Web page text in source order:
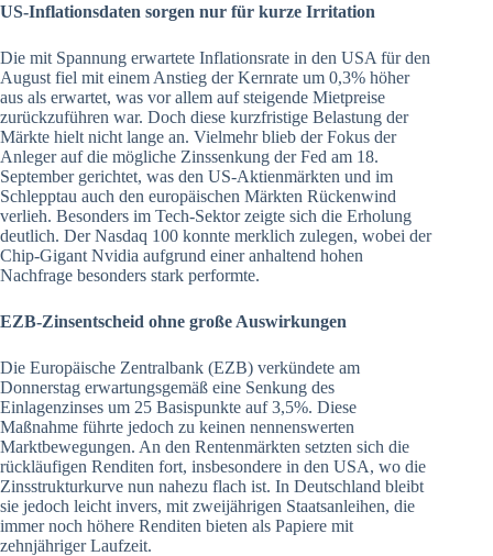
US-Inflationsdaten sorgen nur für kurze Irritation
Die mit Spannung erwartete Inflationsrate in den USA für den
August fiel mit einem Anstieg der Kernrate um 0,3% höher
aus als erwartet, was vor allem auf steigende Mietpreise
zurückzuführen war. Doch diese kurzfristige Belastung der
Märkte hielt nicht lange an. Vielmehr blieb der Fokus der
Anleger auf die mögliche Zinssenkung der Fed am 18.
September gerichtet, was den US-Aktienmärkten und im
Schlepptau auch den europäischen Märkten Rückenwind
verlieh. Besonders im Tech-Sektor zeigte sich die Erholung
deutlich. Der Nasdaq 100 konnte merklich zulegen, wobei der
Chip-Gigant Nvidia aufgrund einer anhaltend hohen
Nachfrage besonders stark performte.
EZB-Zinsentscheid ohne große Auswirkungen
Die Europäische Zentralbank (EZB) verkündete am
Donnerstag erwartungsgemäß eine Senkung des
Einlagenzinses um 25 Basispunkte auf 3,5%. Diese
Maßnahme führte jedoch zu keinen nennenswerten
Marktbewegungen. An den Rentenmärkten setzten sich die
rückläufigen Renditen fort, insbesondere in den USA, wo die
Zinsstrukturkurve nun nahezu flach ist. In Deutschland bleibt
sie jedoch leicht invers, mit zweijährigen Staatsanleihen, die
immer noch höhere Renditen bieten als Papiere mit
zehnjähriger Laufzeit.